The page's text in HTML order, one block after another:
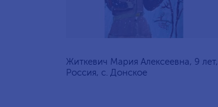
Житкевич Мария Алексеевна, 9 лет,
Россия, c. Донское